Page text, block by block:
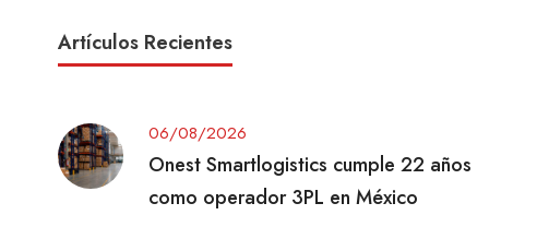
Artículos Recientes
06/08/2026
Onest Smartlogistics cumple 22 años
como operador 3PL en México